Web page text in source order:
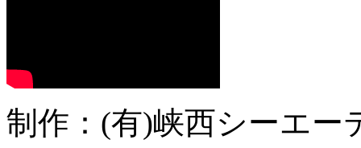
制作：(有)峡西シーエ